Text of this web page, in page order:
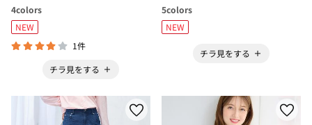
4colors
NEW
1件
チラ見をする
5colors
NEW
チラ見をする